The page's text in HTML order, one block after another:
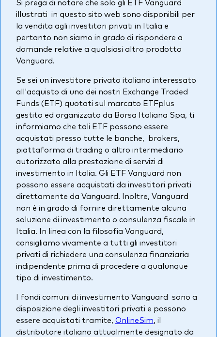
Azionario
Obbligazionario
Multi-asset
Stile di gestione
Attiva
Passiva
Documenti importanti
Investi con Vanguard
illustrati in questo sito web sono disponibili per
la vendita agli investitori privati in Italia e
pertanto non siamo in grado di rispondere a
domande relative a qualsiasi altro prodotto
Vanguard.
Se sei un investitore privato italiano interessato
all'acquisto di uno dei nostri Exchange Traded
Funds (ETF) quotati sul marcato ETFplus
gestito ed organizzato da Borsa Italiana Spa, ti
informiamo che tali ETF possono essere
acquistati presso tutte le banche, brokers,
piattaforma di trading o altro intermediario
autorizzato alla prestazione di servizi di
investimento in Italia. Gli ETF Vanguard non
possono essere acquistati da investitori privati
direttamente da Vanguard. Inoltre, Vanguard
non è in grado di fornire direttamente alcuna
soluzione di investimento o consulenza fiscale in
Italia. In linea con la filosofia Vanguard,
consigliamo vivamente a tutti gli investitori
privati di richiedere una consulenza finanziaria
indipendente prima di procedere a qualunque
tipo di investimento.
I fondi comuni di investimento Vanguard sono a
disposizione degli investitori privati e possono
essere acquistati tramite, OnlineSim, il
distributore italiano attualmente designato da